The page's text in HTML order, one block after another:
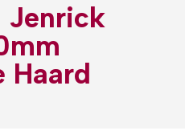
Jenrick
Haard